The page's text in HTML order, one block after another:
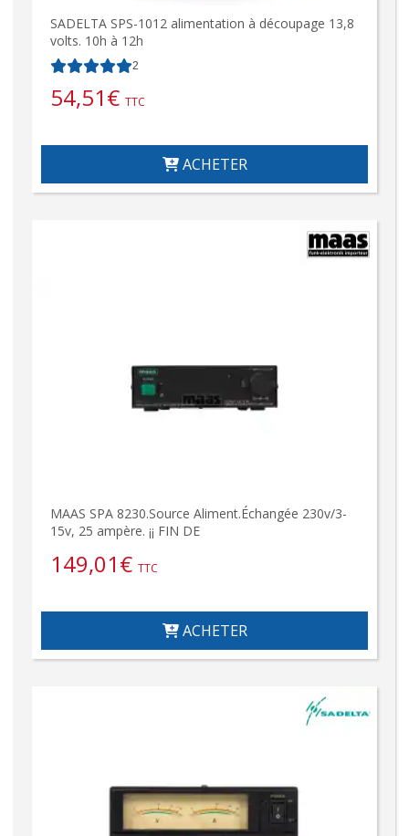
SADELTA SPS-1012 alimentation à découpage 13,8
volts. 10h à 12h
2
54,51€ TTC
ACHETER
MAAS SPA 8230.Source Aliment.Échangée 230v/3-
15v, 25 ampère. ¡¡ FIN DE
149,01€ TTC
ACHETER